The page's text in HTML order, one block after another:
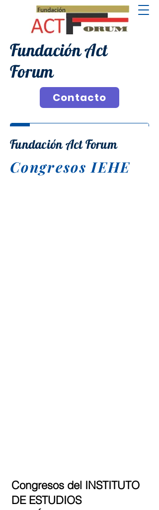
Fundación Act
Forum
Contacto
Fundación Act Forum
Congresos IEHE
Congresos del INSTITUTO
DE ESTUDIOS